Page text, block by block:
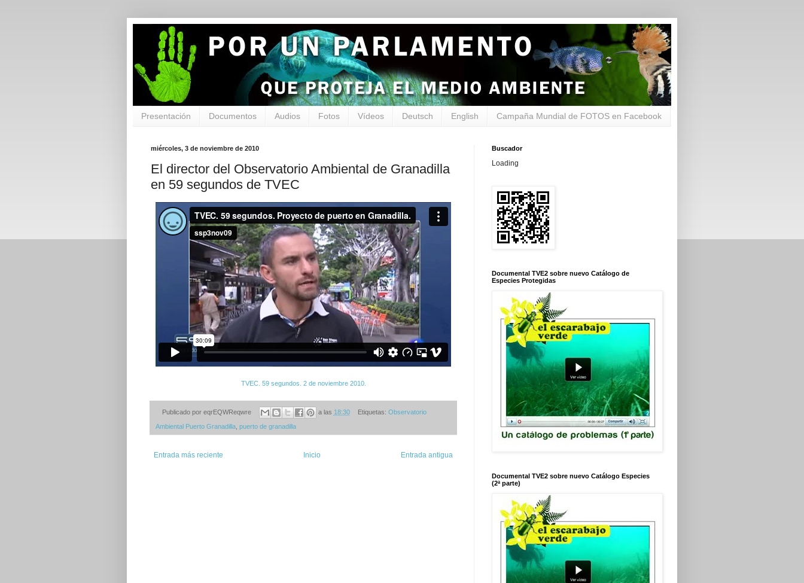
Presentación Documentos Audios Fotos Vídeos Deutsch English Campaña Mundial de FOTOS en Facebook
miércoles, 3 de noviembre de 2010
El director del Observatorio Ambiental de Granadilla
en 59 segundos de TVEC
TVEC. 59 segundos. 2 de noviembre 2010.
Publicado por eqrEQWReqwre a las 18:30 Etiquetas:Observatorio
Ambiental Puerto Granadilla puerto de granadilla
Entrada más reciente Entrada antigua
Inicio
Buscador
Loading
Documental TVE2 sobre nuevo Catálogo de
Especies Protegidas
Documental TVE2 sobre nuevo Catálogo Especies
(2ª parte)